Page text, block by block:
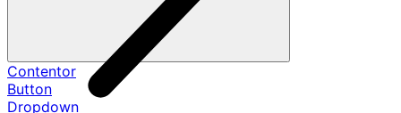
Contentor
Button
Dropdown